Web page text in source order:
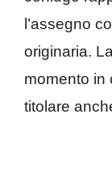
l’assegno
originaria.
momento in
titolare